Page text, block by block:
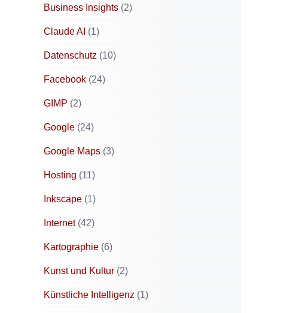
Business Insights (2)
Claude AI (1)
Datenschutz (10)
Facebook (24)
GIMP (2)
Google (24)
Google Maps (3)
Hosting (11)
Inkscape (1)
Internet(42)
Kartographie (6)
Kunst und Kultur (2)
Künstliche Intelligenz (1)